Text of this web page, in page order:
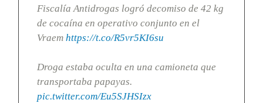
Fiscalía Antidrogas logró decomiso de 42 kg
de cocaína en operativo conjunto en el
Vraem https://t.co/R5vr5KI6su
Droga estaba oculta en una camioneta que
transportaba papayas.
pic.twitter.com/Eu5SJHSIzx